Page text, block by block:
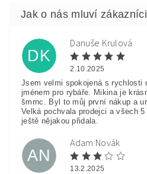
DK
Danuše Krulová
2.10.2025
Jsem velmi spokojená s rychlosti
jménem pro rybáře. Mikina je
šmrnc. Byl to můj první nákup a
Velká pochvala prodejci a všech
ještě nějakou přidala.
AN
Adam Novák
13.2.2025